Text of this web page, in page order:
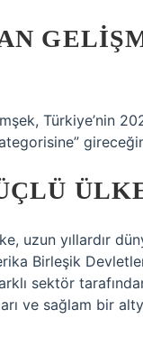
Türkiye’nin
uzun yıllardır
Birleşik
sektör
ve sağlam bir